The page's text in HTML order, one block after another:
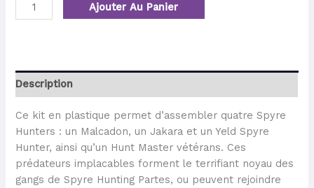
Ajouter Au Panier
Description
Ce kit en plastique permet d’assembler quatre Spyre
Hunters : un Malcadon, un Jakara et un Yeld Spyre
Hunter, ainsi qu’un Hunt Master vétérans. Ces
prédateurs implacables forment le terrifiant noyau des
gangs de Spyre Hunting Partes, ou peuvent rejoindre